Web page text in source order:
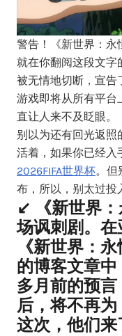
警告！《新世界：永
就在你翻阅这段文字
被无情地切断，宣告
游戏即将从所有平台
直让人来不及眨眼。
别以为还有回光返
活着，如果你已经入
2026FIFA世界杯。但
布，所以，别太过投
↙️ 《新世界
场讽刺剧。
《新世界：
的博客文章
多月前的预
后，将不再为
这次，他们来